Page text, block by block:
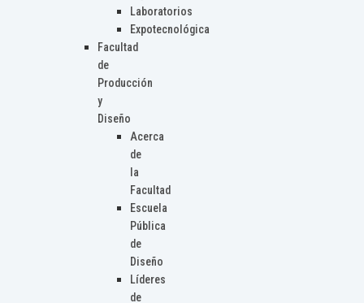
Laboratorios
Expotecnológica
Facultad
de
Producción
y
Diseño
Acerca
de
la
Facultad
Escuela
Pública
de
Diseño
Líderes
de